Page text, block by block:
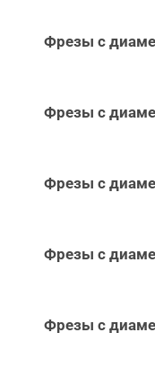
Фрезы с
Фрезы с
Фрезы с
Фрезы с
Фрезы с